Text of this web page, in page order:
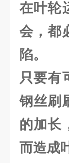
在叶轮
会，都
陷。
只要有
钢丝刷
的加长
而造成